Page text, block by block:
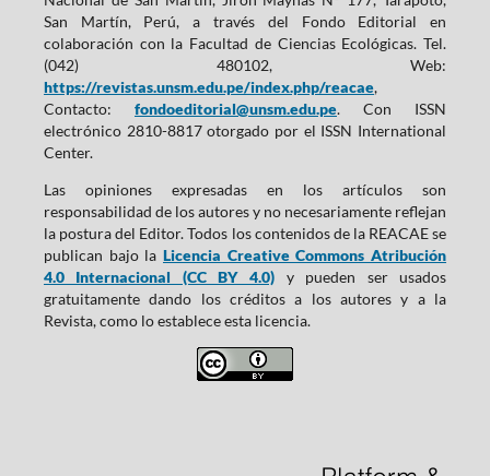
San Martín, Perú, a través del Fondo Editorial en
colaboración con la Facultad de Ciencias Ecológicas. Tel.
(042) 480102, Web:
https://revistas.unsm.edu.pe/index.php/reacae,
Contacto: fondoeditorial@unsm.edu.pe. Con ISSN
electrónico 2810-8817 otorgado por el ISSN International
Center.
Las opiniones expresadas en los artículos son
responsabilidad de los autores y no necesariamente reflejan
la postura del Editor. Todos los contenidos de la REACAE se
publican bajo la Licencia Creative Commons Atribución
4.0 Internacional (CC BY 4.0) y pueden ser usados
gratuitamente dando los créditos a los autores y a la
Revista, como lo establece esta licencia.